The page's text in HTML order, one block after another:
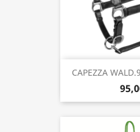
CAPEZZA